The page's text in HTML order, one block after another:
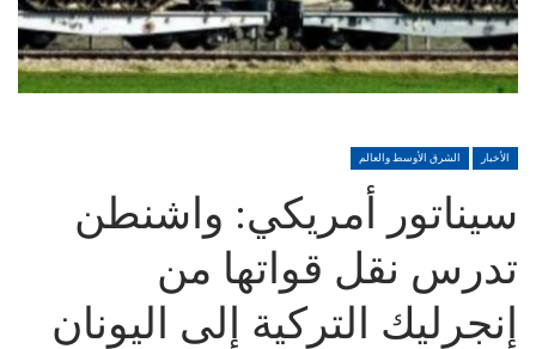
الأخبار الشرق الأوسط والعالم
سيناتور أمريكي: واشنطن
تدرس نقل قواتها من
إنجرليك التركية إلى اليونان